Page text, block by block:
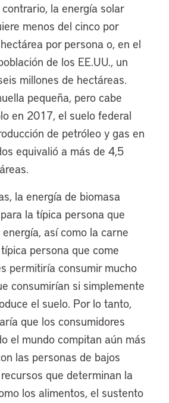
la energía solar
menos del cinco por
por persona o, en el
de los EE.UU., un
millones de hectáreas.
pequeña, pero cabe
en 2017, el suelo federal
de petróleo y gas en
equivalió a más de 4,5
la energía de biomasa
la típica persona que
así como la carne
persona que come
permitiría consumir mucho
consumirían si simplemente
el suelo. Por lo tanto,
que los consumidores
el mundo compitan aún más
las personas de bajos
que determinan la
los alimentos, el sustento